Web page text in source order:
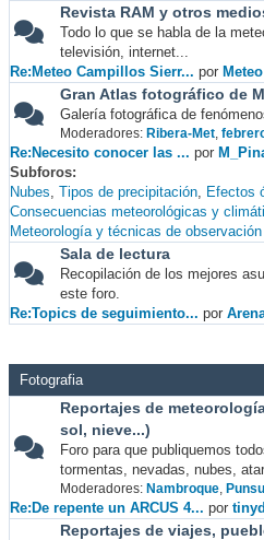
Revista RAM y otros
Todo lo que se habla de la
televisión, internet...
Re:Meteo Campillos Sierr... por
Gran Atlas fotográfico de
Galería fotográfica de
Moderadores: Ribera-Met,
Re:Necesito conocer las ... por
Subforos
Nubes Tipos de precipitación Efectos
Consecuencias meteorológicas y
Meteorología y técnicas de observación
Sala de lectura
Recopilación de los mejores
este foro.
Re:Topics de seguimiento... por
Fotografia
Reportajes de
sol, nieve...)
Foro para que publiquemos
tormentas, nevadas, nubes,
Moderadores: Nambroque,
Re:De repente un ARCUS 4... por
Reportajes de viajes,